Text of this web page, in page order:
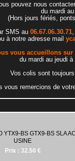
pouvez nous
du mardi
(Hors jours fériés,
SMS au 06.67.06.30.71,
à notre adresse mail
vous accueillons
du mardi au jeudi à
Vos colis sont
vous remercions de